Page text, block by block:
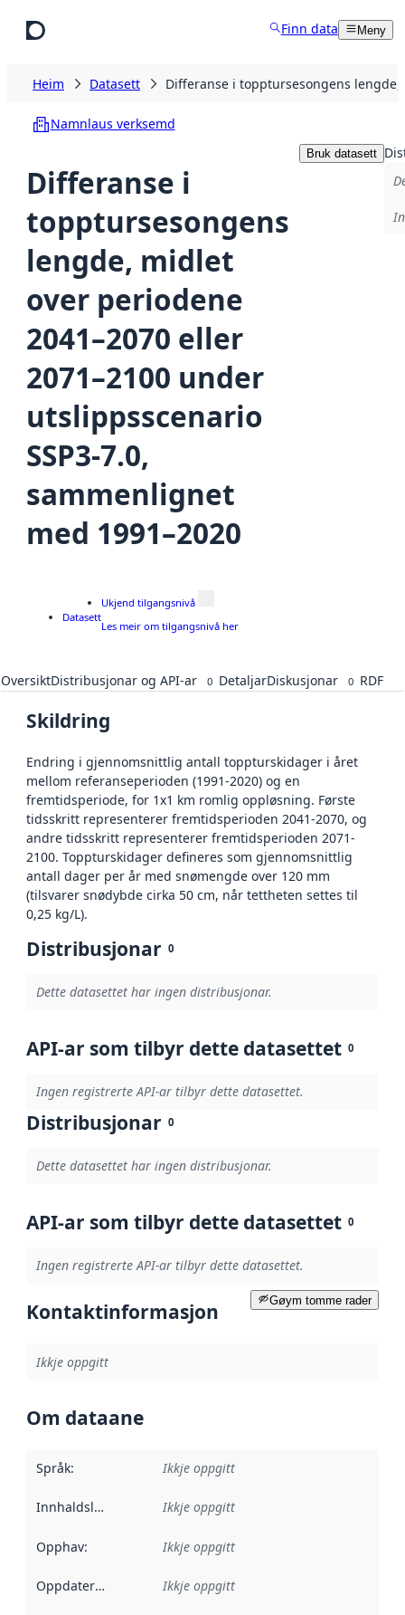
Finn data Meny
Heim Datasett Differanse i topptursesongens lengde,
Namnlaus verksemd
Differanse i
topptursesongens
lengde, midlet
over periodene
2041–2070 eller
2071–2100 under
utslippsscenario
SSP3-7.0,
sammenlignet
med 1991–2020
Bruk datasett
Datasett
Ukjend tilgangsnivå
Les meir om tilgangsnivå her
OversiktDistribusjonar og API-ar 0 DetaljarDiskusjonar 0 RDF
Skildring
Endring i gjennomsnittlig antall toppturskidager i året
mellom referanseperioden (1991-2020) og en
fremtidsperiode, for 1x1 km romlig oppløsning. Første
tidsskritt representerer fremtidsperioden 2041-2070, og
andre tidsskritt representerer fremtidsperioden 2071-
2100. Toppturskidager defineres som gjennomsnittlig
antall dager per år med snømengde over 120 mm
(tilsvarer snødybde cirka 50 cm, når tettheten settes til
0,25 kg/L).
Distribusjonar 0
Dette datasettet har ingen distribusjonar.
API-ar som tilbyr dette datasettet 0
Ingen registrerte API-ar tilbyr dette datasettet.
Distribusjonar 0
Dette datasettet har ingen distribusjonar.
API-ar som tilbyr dette datasettet 0
Ingen registrerte API-ar tilbyr dette datasettet.
Gøym tomme rader
Kontaktinformasjon
Ikkje oppgitt
Om dataane
Språk: Ikkje oppgitt
Innhaldsleverandørar :
Ikkje oppgitt
Opphav: Ikkje oppgitt
Oppdateringsfrekvens :
Ikkje oppgitt